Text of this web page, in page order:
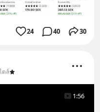
24 40 30
ตล์
1:56